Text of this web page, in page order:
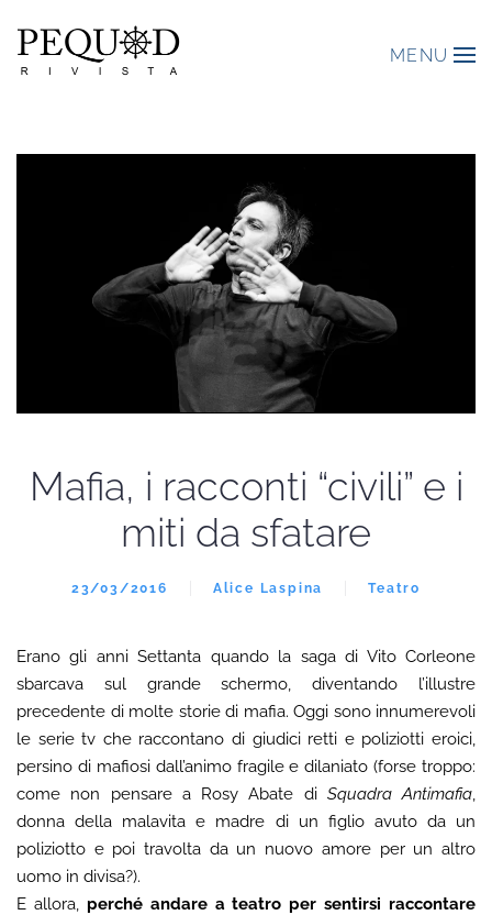
MENU
Mafia, i racconti “civili” e i
miti da sfatare
23/03/2016 Alice Laspina Teatro
Erano gli anni Settanta quando la saga di Vito Corleone
sbarcava sul grande schermo, diventando l’illustre
precedente di molte storie di mafia. Oggi sono innumerevoli
le serie tv che raccontano di giudici retti e poliziotti eroici,
persino di mafiosi dall’animo fragile e dilaniato (forse troppo:
come non pensare a Rosy Abate di Squadra Antimafia,
donna della malavita e madre di un figlio avuto da un
poliziotto e poi travolta da un nuovo amore per un altro
uomo in divisa?).
E allora, perché andare a teatro per sentirsi raccontare